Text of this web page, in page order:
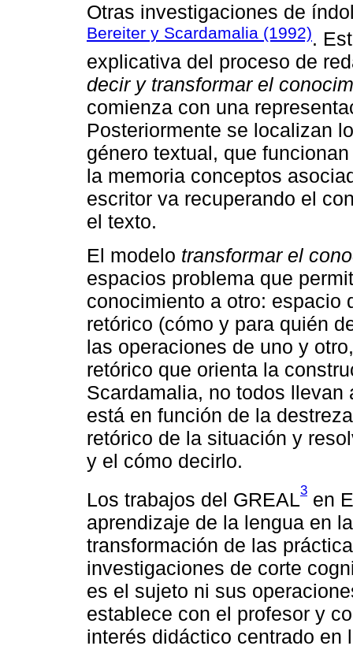
Otras investigaciones de
Bereiter y Scardamalia (1992).
explicativa del proceso de
decir y transformar el
comienza con una
Posteriormente se localizan
género textual, que
la memoria conceptos
escritor va recuperando el
el texto.
El modelo transformar el
espacios problema que
conocimiento a otro: espacio
retórico (cómo y para quién
las operaciones de uno y
retórico que orienta la
Scardamalia, no todos
está en función de la
retórico de la situación y
y el cómo decirlo.
Los trabajos del GREAL3 en
aprendizaje de la lengua en
transformación de las
investigaciones de corte
es el sujeto ni sus
establece con el profesor y
interés didáctico centrado en